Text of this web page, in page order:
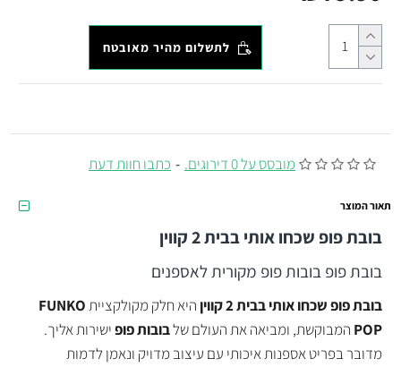
מובסס על 0 דירוגים. - כתבו חוות דעת
לתשלום מהיר מאובטח
תאור המוצר
בובת פופ שכחו אותי בבית 2 קווין
בובת פופ בובות פופ מקורית לאספנים
בובת פופ שכחו אותי בבית 2 קווין היא חלק מקולקצייתFUNKO
POP המבוקשת, ומביאה את העולם שלבובות פופישירות אליך.
מדובר בפריט אספנות איכותי עם עיצוב מדויק ונאמן לדמות